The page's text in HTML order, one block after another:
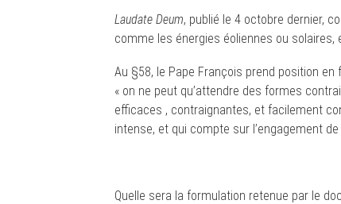
Laudate Deum, publié le 4 octobre dernier,
comme les énergies éoliennes ou
Au §58, le Pape François prend position en
« on ne peut qu’attendre des formes
efficaces , contraignantes, et facilement
intense, et qui compte sur l’engagement de
Quelle sera la formulation retenue par le